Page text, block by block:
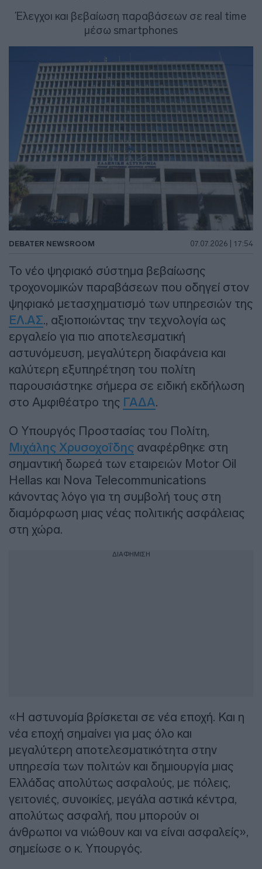
Έλεγχοι και βεβαίωση παραβάσεων σε real time
μέσω smartphones
DEBATER NEWSROOM 07.07.2026 | 17:54
Το νέο ψηφιακό σύστημα βεβαίωσης
τροχονομικών παραβάσεων που οδηγεί στον
ψηφιακό μετασχηματισμό των υπηρεσιών της
ΕΛ.ΑΣ., αξιοποιώντας την τεχνολογία ως
εργαλείο για πιο αποτελεσματική
αστυνόμευση, μεγαλύτερη διαφάνεια και
καλύτερη εξυπηρέτηση του πολίτη
παρουσιάστηκε σήμερα σε ειδική εκδήλωση
στο Αμφιθέατρο της ΓΑΔΑ.
Ο Υπουργός Προστασίας του Πολίτη,
Μιχάλης Χρυσοχοΐδης αναφέρθηκε στη
σημαντική δωρεά των εταιρειών Motor Oil
Hellas και Nova Telecommunications
κάνοντας λόγο για τη συμβολή τους στη
διαμόρφωση μιας νέας πολιτικής ασφάλειας
στη χώρα.
ΔΙΑΦΗΜΙΣΗ
«Η αστυνομία βρίσκεται σε νέα εποχή. Και η
νέα εποχή σημαίνει για μας όλο και
μεγαλύτερη αποτελεσματικότητα στην
υπηρεσία των πολιτών και δημιουργία μιας
Ελλάδας απολύτως ασφαλούς, με πόλεις,
γειτονιές, συνοικίες, μεγάλα αστικά κέντρα,
απολύτως ασφαλή, που μπορούν οι
άνθρωποι να νιώθουν και να είναι ασφαλείς»,
σημείωσε ο κ. Υπουργός.